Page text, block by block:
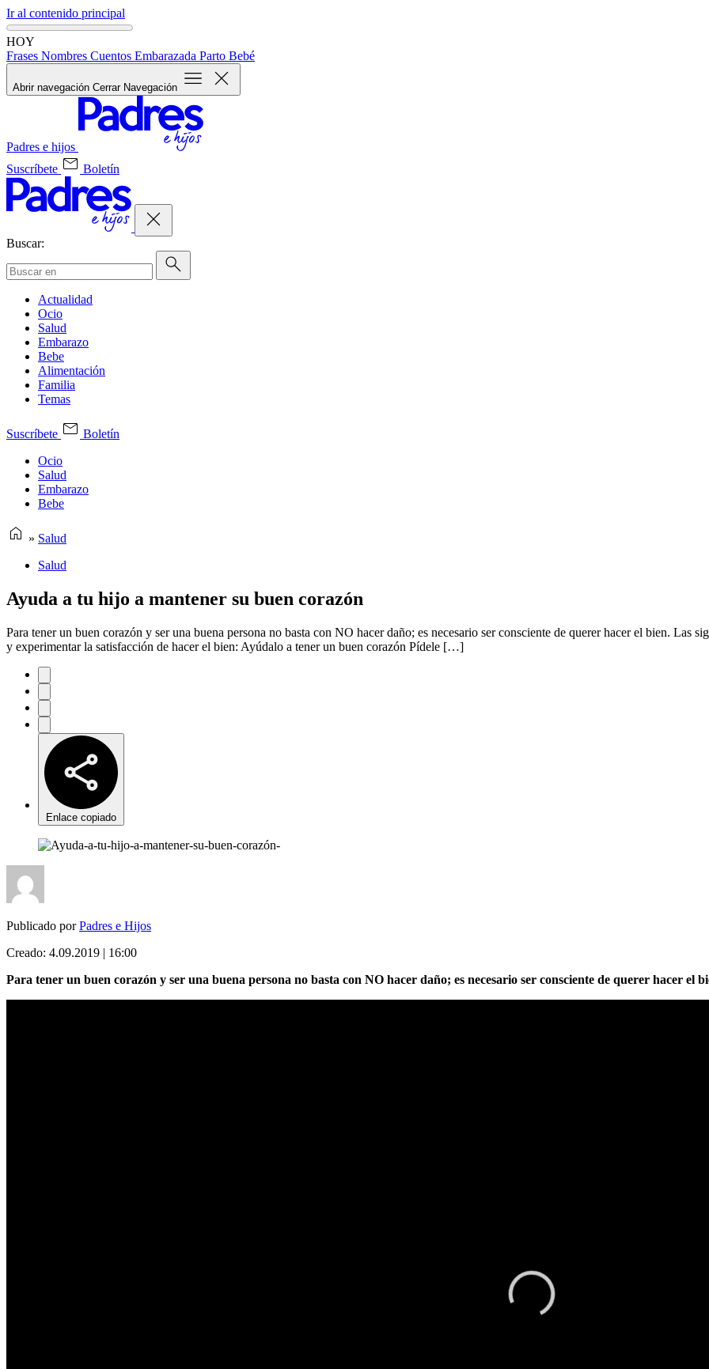
Ir al contenido principal
HOY
Frases Nombres Cuentos Embarazada Parto Bebé
Abrir navegación Cerrar Navegación
Padres e hijos
Suscríbete
Boletín
Buscar:
Actualidad
Ocio
Salud
Embarazo
Bebe
Alimentación
Familia
Temas
Suscríbete
Boletín
Ocio
Salud
Embarazo
Bebe
» Salud
Salud
Ayuda a tu hijo a mantener su buen corazón
Para tener un buen corazón y ser una buena persona no basta con NO hacer daño; es necesario ser consciente de querer hacer el bien. Las
y experimentar la satisfacción de hacer el bien: Ayúdalo a tener un buen corazón Pídele […]
Enlace copiado
Publicado porPadres e Hijos
Creado: 4.09.2019 | 16:00
Para tener un buen corazón y ser una buena persona no basta con NO hacer daño; es necesario ser consciente de querer hacer el